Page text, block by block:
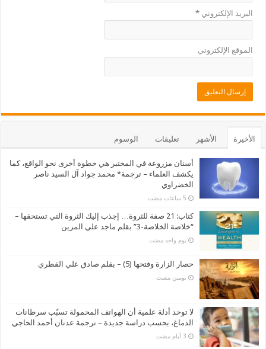
البريد الإلكتروني*
الموقع الإلكتروني
الأخيرة الأشهر تعليقات الوسوم
أسنان مزروعة في المختبر هي خطوة أخرى نحو الواقع، كما
يكشف العلماء – ترجمة* محمد جواد آل السيد ناصر
الخضراوي
كتاب: 21 صفة للثروة… إجذب إليك الثروة التي تستحقها –
“خلاصة الخلاصة-3” بقلم ماجد علي المزين
‏يوم واحد مضت
حصار الزارة وفتحها (5) – بقلم صادق علي القطري
‏يومين مضت
لا توحد أدلة علمية أن الهواتف المحمولة تسبّب سرطانات
الدماغ، بحسب دراسة جديدة – ترجمة عدنان أحمد الحاجي